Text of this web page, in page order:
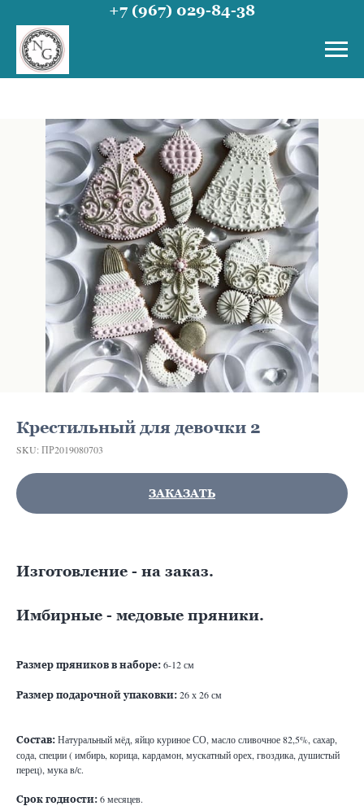
+7 (967) 029-84-38
Крестильный для девочки 2
SKU: ПР2019080703
ЗАКАЗАТЬ
Изготовление - на заказ.
Имбирные - медовые пряники.
Размер пряников в наборе: 6-12 см
Размер подарочной упаковки: 26 х 26 см
Состав: Натуральный мёд, яйцо куриное СО, масло сливочное 82,5%, сахар,
сода, специи ( имбирь, корица, кардамон, мускатный орех, гвоздика, душистый
перец), мука в/с.
Срок годности: 6 месяцев.